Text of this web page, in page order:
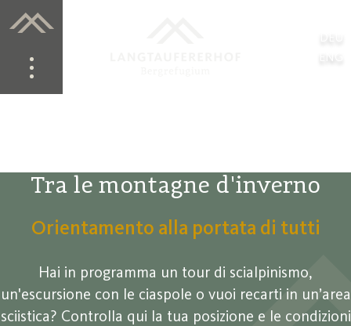
Tra le montagne d'inverno
Orientamento alla portata di tutti
Hai in programma un tour di scialpinismo,
un'escursione con le ciaspole o vuoi recarti in un’area
sciistica? Controlla qui la tua posizione e le condizioni